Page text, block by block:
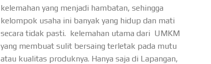
kelemahan yang menjadi hambatan, sehingga
kelompok usaha ini banyak yang hidup dan mati
secara tidak pasti. kelemahan utama dari UMKM
yang membuat sulit bersaing terletak pada mutu
atau kualitas produknya. Hanya saja di Lapangan,